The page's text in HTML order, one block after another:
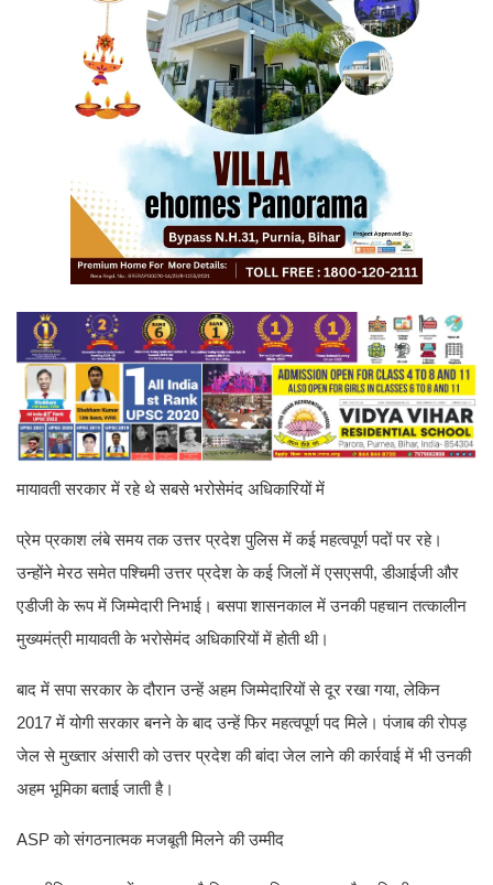
मायावती सरकार में रहे थे सबसे भरोसेमंद अधिकारियों में
प्रेम प्रकाश लंबे समय तक उत्तर प्रदेश पुलिस में कई महत्वपूर्ण पदों पर रहे।
उन्होंने मेरठ समेत पश्चिमी उत्तर प्रदेश के कई जिलों में एसएसपी, डीआईजी और
एडीजी के रूप में जिम्मेदारी निभाई। बसपा शासनकाल में उनकी पहचान तत्कालीन
मुख्यमंत्री मायावती के भरोसेमंद अधिकारियों में होती थी।
बाद में सपा सरकार के दौरान उन्हें अहम जिम्मेदारियों से दूर रखा गया, लेकिन
2017 में योगी सरकार बनने के बाद उन्हें फिर महत्वपूर्ण पद मिले। पंजाब की रोपड़
जेल से मुख्तार अंसारी को उत्तर प्रदेश की बांदा जेल लाने की कार्रवाई में भी उनकी
अहम भूमिका बताई जाती है।
ASP को संगठनात्मक मजबूती मिलने की उम्मीद